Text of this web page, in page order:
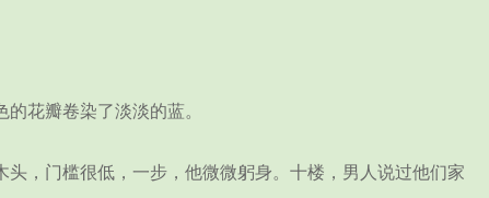
花瓣卷染了淡淡的蓝。
，门槛很低，一步，他微微躬身。十楼，男人说过他们家